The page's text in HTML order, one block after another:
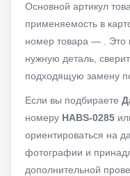
Основной артикул
применяемость в
номер товара —
.
нужную деталь,
подходящую замену
Если вы подбираете
номеру HABS-0285
ориентироваться на
фотографии и
дополнительной